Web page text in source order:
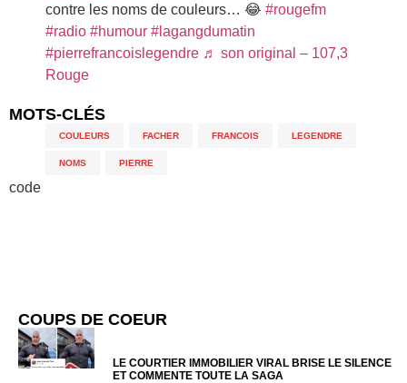
contre les noms de couleurs… 😂 #rougefm
#radio #humour #lagangdumatin
#pierrefrancoislegendre ♬ son original – 107,3
Rouge
MOTS-CLÉS
COULEURS FACHER FRANCOIS LEGENDRE
NOMS PIERRE
code
COUPS DE COEUR
LE COURTIER IMMOBILIER VIRAL BRISE LE SILENCE
ET COMMENTE TOUTE LA SAGA